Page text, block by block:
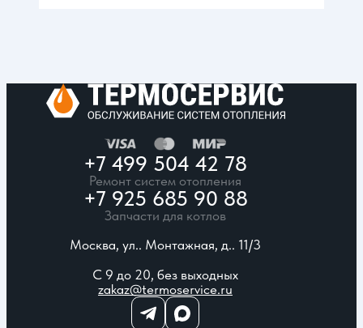
+7 499 504 42 78
Ремонт систем отопления
+7 925 685 90 88
Запчасти для котлов
Москва, ул.. Монтажная, д.. 11/3
С 9 до 20, без выходных
zakaz@termoservice.ru